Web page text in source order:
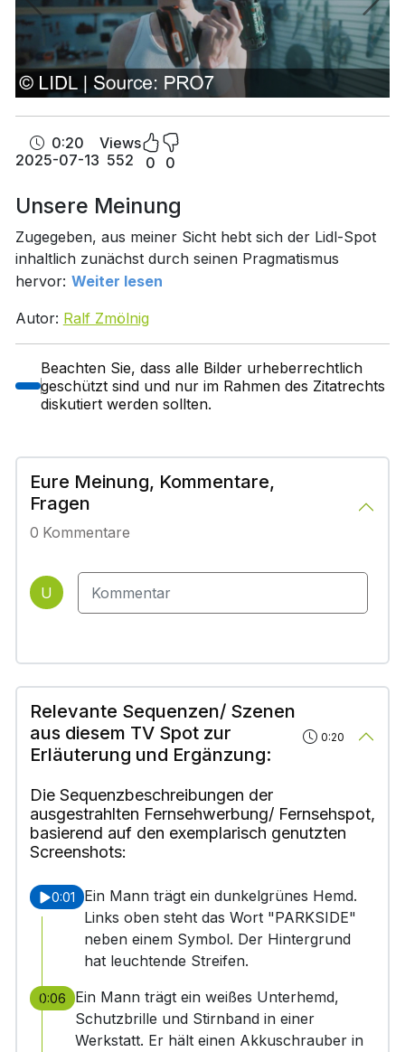
0:20
2025-07-13
Views
552
0 0
Unsere Meinung
Zugegeben, aus meiner Sicht hebt sich der Lidl-Spot
inhaltlich zunächst durch seinen Pragmatismus
hervor: Weiter lesen
Autor: Ralf Zmölnig
Beachten Sie, dass alle Bilder urheberrechtlich
geschützt sind und nur im Rahmen des Zitatrechts
diskutiert werden sollten.
Eure Meinung, Kommentare,
Fragen
0 Kommentare
U
Relevante Sequenzen/ Szenen
aus diesem TV Spot zur
Erläuterung und Ergänzung:
0:20
Die Sequenzbeschreibungen der
ausgestrahlten Fernsehwerbung/ Fernsehspot,
basierend auf den exemplarisch genutzten
Screenshots:
0:01
Ein Mann trägt ein dunkelgrünes Hemd.
Links oben steht das Wort "PARKSIDE"
neben einem Symbol. Der Hintergrund
hat leuchtende Streifen.
0:06
Ein Mann trägt ein weißes Unterhemd,
Schutzbrille und Stirnband in einer
Werkstatt. Er hält einen Akkuschrauber in